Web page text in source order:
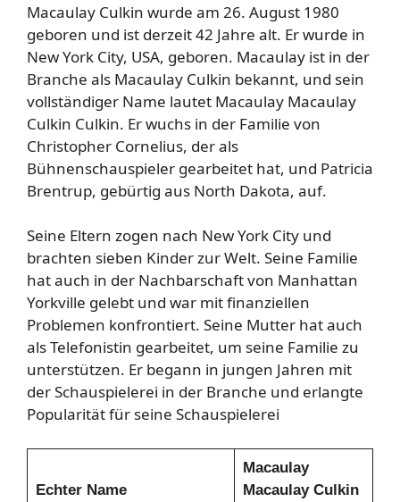
Macaulay Culkin wurde am 26. August 1980
geboren und ist derzeit 42 Jahre alt. Er wurde in
New York City, USA, geboren. Macaulay ist in der
Branche als Macaulay Culkin bekannt, und sein
vollständiger Name lautet Macaulay Macaulay
Culkin Culkin. Er wuchs in der Familie von
Christopher Cornelius, der als
Bühnenschauspieler gearbeitet hat, und Patricia
Brentrup, gebürtig aus North Dakota, auf.
Seine Eltern zogen nach New York City und
brachten sieben Kinder zur Welt. Seine Familie
hat auch in der Nachbarschaft von Manhattan
Yorkville gelebt und war mit finanziellen
Problemen konfrontiert. Seine Mutter hat auch
als Telefonistin gearbeitet, um seine Familie zu
unterstützen. Er begann in jungen Jahren mit
der Schauspielerei in der Branche und erlangte
Popularität für seine Schauspielerei
Echter Name
Macaulay
Macaulay Culkin